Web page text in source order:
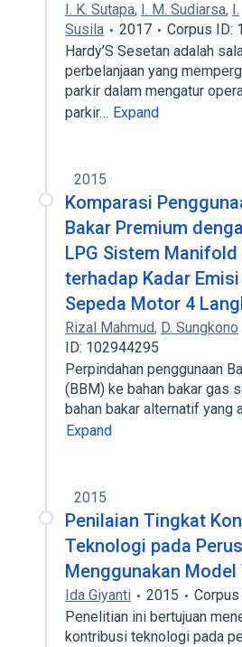
I. K. Sutapa, I. M. Sudiarsa, I.
Susila
2017
Corpus ID:
Hardy’S Sesetan adalah
perbelanjaan yang
parkir dalam mengatur
parkir… Expand
2015
Komparasi
Bakar Premium
LPG Sistem
terhadap Kadar
Sepeda Motor 4
Rizal Mahmud, D. Sungkono
ID: 102944295
Perpindahan penggunaan
(BBM) ke bahan bakar gas
bahan bakar alternatif yang
Expand
2015
Penilaian Tingkat
Teknologi pada
Menggunakan
Ida Giyanti 2015
Penelitian ini bertujuan
kontribusi teknologi pada